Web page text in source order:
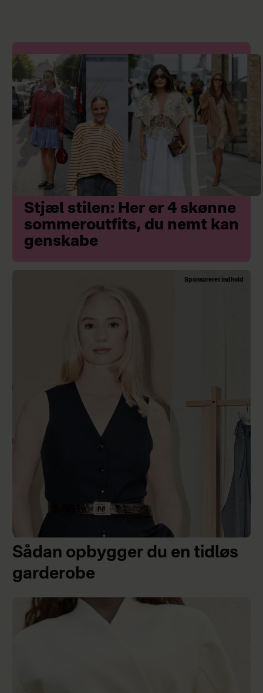
Stjæl stilen: Her er 4 skønne
sommeroutfits, du nemt kan
genskabe
Sponsoreret indhold
Sådan opbygger du en tidløs
garderobe